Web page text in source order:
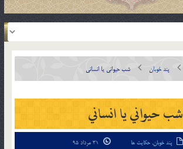
پند خوبان شب حيواني يا انساني
شب حيواني يا انساني
پند خوبان, حکایت ها